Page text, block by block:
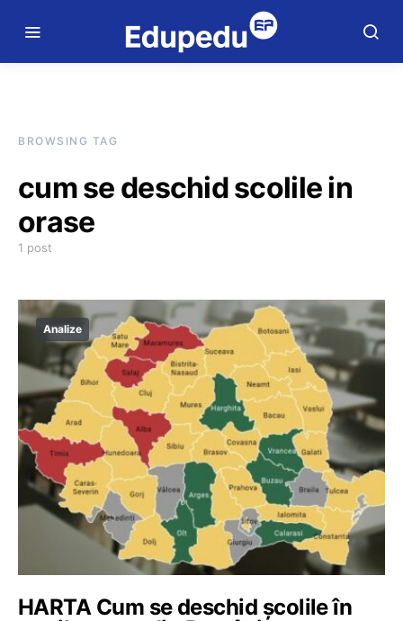
BROWSING TAG
cum se deschid scolile in
orase
1 post
Analize
HARTA Cum se deschid școlile în